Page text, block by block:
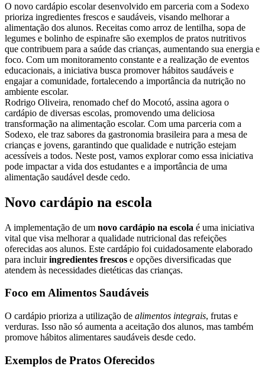
O novo cardápio escolar desenvolvido em parceria com a Sodexo
prioriza ingredientes frescos e saudáveis, visando melhorar a
alimentação dos alunos. Receitas como arroz de lentilha, sopa de
legumes e bolinho de espinafre são exemplos de pratos nutritivos
que contribuem para a saúde das crianças, aumentando sua energia e
foco. Com um monitoramento constante e a realização de eventos
educacionais, a iniciativa busca promover hábitos saudáveis e
engajar a comunidade, fortalecendo a importância da nutrição no
ambiente escolar.
Rodrigo Oliveira, renomado chef do Mocotó, assina agora o
cardápio de diversas escolas, promovendo uma deliciosa
transformação na alimentação escolar. Com uma parceria com a
Sodexo, ele traz sabores da gastronomia brasileira para a mesa de
crianças e jovens, garantindo que qualidade e nutrição estejam
acessíveis a todos. Neste post, vamos explorar como essa iniciativa
pode impactar a vida dos estudantes e a importância de uma
alimentação saudável desde cedo.
Novo cardápio na escola
A implementação de um novo cardápio na escola é uma iniciativa
vital que visa melhorar a qualidade nutricional das refeições
oferecidas aos alunos. Este cardápio foi cuidadosamente elaborado
para incluiringredientes frescos e opções diversificadas que
atendem às necessidades dietéticas das crianças.
Foco em Alimentos Saudáveis
O cardápio prioriza a utilização de alimentos integrais, frutas e
verduras. Isso não só aumenta a aceitação dos alunos, mas também
promove hábitos alimentares saudáveis desde cedo.
Exemplos de Pratos Oferecidos